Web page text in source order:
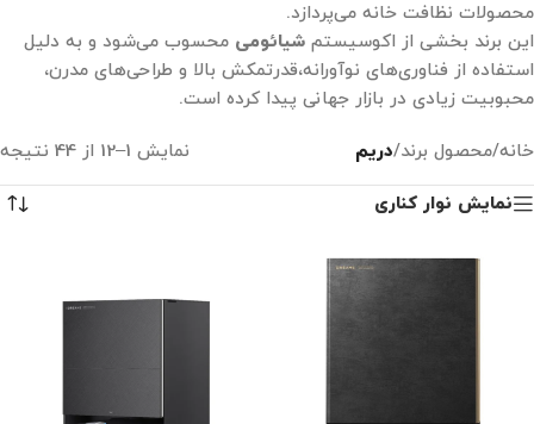
محصولات نظافت خانه می‌پردازد.
این برند بخشی از اکوسیستم شیائومی محسوب می‌شود و به دلیل
استفاده از فناوری‌های نوآورانه،قدرتمکش بالا و طراحی‌های مدرن،
محبوبیت زیادی در بازار جهانی پیدا کرده است.
خانه/محصول برند/دریم نمایش 1–12 از 44 نتیجه
نمایش نوار کناری